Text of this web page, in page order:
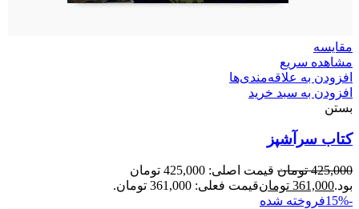
مقایسه
مشاهده سریع
افزودن به علاقه‌مندی‌ها
افزودن به سبد خرید
بستن
کتاب سرآشپز
425,000 تومان
قیمت اصلی: 425,000 تومان
بود.361,000 تومانقیمت فعلی: 361,000 تومان.
-15%
فروخته شده